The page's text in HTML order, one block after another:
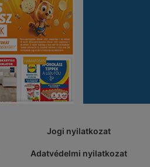
Jogi nyilatkozat
Adatvédelmi nyilatkozat